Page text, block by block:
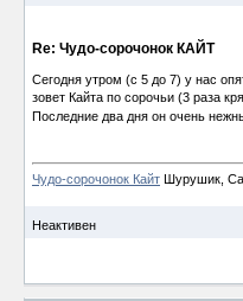
Re: Чудо-сорочонок КАЙТ
Сегодня утром (с 5 до 7) у нас
зовет Кайта по сорочьи (3 раза
Последние два дня он очень
Чудо-сорочонок Кайт Шурушик,
Неактивен